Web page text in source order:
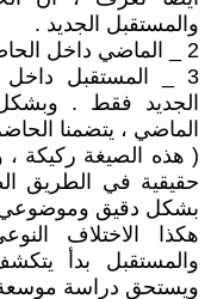
والمستقبل الجديد .
2 _ الماضي داخل الحاضر ، بكل انواعه .
3 _ المستقبل
الجديد فقط .
الماضي ، يتضمنا
( هذه الصيغة ركيكة
حقيقية في الطريق
بشكل دقيق
هكذا الاختلاف
والمستقبل بدأ
ويستحق دراسة